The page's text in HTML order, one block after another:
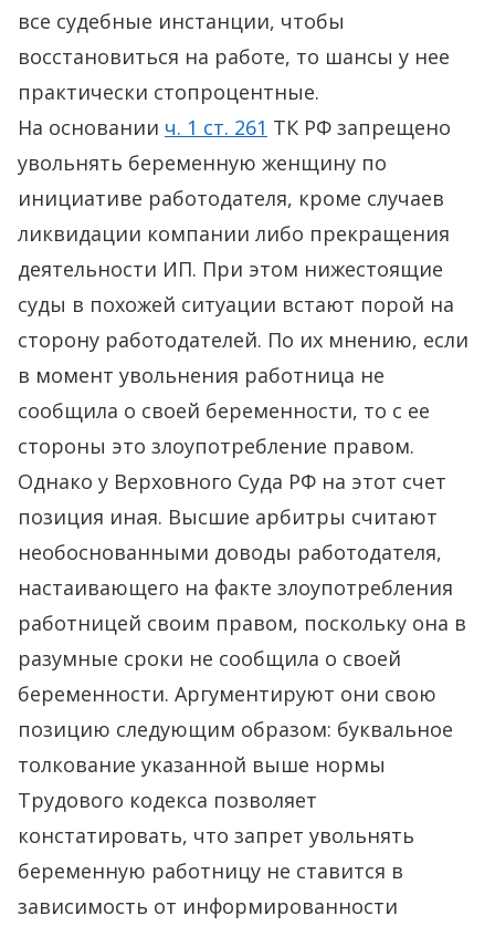
все судебные инстанции, чтобы
восстановиться на работе, то шансы у нее
практически стопроцентные.
На основании ч. 1 ст. 261 ТК РФ запрещено
увольнять беременную женщину по
инициативе работодателя, кроме случаев
ликвидации компании либо прекращения
деятельности ИП. При этом нижестоящие
суды в похожей ситуации встают порой на
сторону работодателей. По их мнению, если
в момент увольнения работница не
сообщила о своей беременности, то с ее
стороны это злоупотребление правом.
Однако у Верховного Суда РФ на этот счет
позиция иная. Высшие арбитры считают
необоснованными доводы работодателя,
настаивающего на факте злоупотребления
работницей своим правом, поскольку она в
разумные сроки не сообщила о своей
беременности. Аргументируют они свою
позицию следующим образом: буквальное
толкование указанной выше нормы
Трудового кодекса позволяет
констатировать, что запрет увольнять
беременную работницу не ставится в
зависимость от информированности